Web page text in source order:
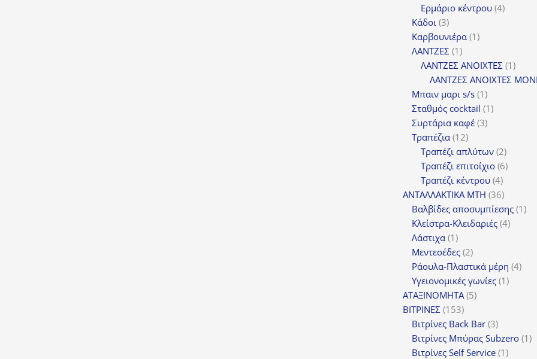
Ερμάριο κέντρου 44
Κάδοι 33
προϊόντα
Καρβουνιέρα 11
ΛΑΝΤΖΕΣ 11
προϊόν
ΛΑΝΤΖΕΣ ΑΝΟΙΧΤΕΣ 11
ΛΑΝΤΖΕΣ ΑΝΟΙΧΤΕΣ
Μπαιν μαρι s/s 11
προϊόν
Σταθμός cocktail 11
Συρτάρια καφέ 33
Τραπέζια 1212
προϊόντα
Τραπέζι απλύτων 22
προϊόντα
Τραπέζι επιτοίχιο 66
Τραπέζι κέντρου 44
προϊόντα
ΑΝΤΑΛΛΑΚΤΙΚΑ MTH 3636
προϊόντα
Βαλβίδες αποσυμπίεσης 11
Κλείστρα-Κλειδαριές 44
Λάστιχα 11
προϊόν
Μεντεσέδες 22
προϊόντα
Ράουλα-Πλαστικά μέρη 44
Υγειονομικές γωνίες 11
ΑΤΑΞΙΝΟΜΗΤΑ 55
ΒΙΤΡΙΝΕΣ 153153
προϊόντα
Βιτρίνες Back Bar 33
προϊόντα
Βιτρίνες Mπύρας Subzero 11
Βιτρίνες Self Service 11